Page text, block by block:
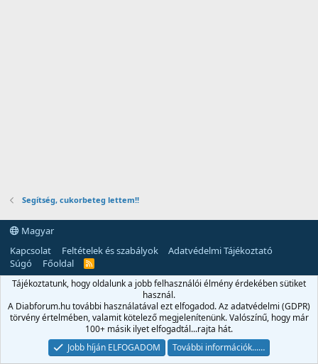
Segítség, cukorbeteg lettem!!
Magyar
Kapcsolat
Feltételek és szabályok
Adatvédelmi Tájékoztató
Súgó
Főoldal
R
S
Tájékoztatunk, hogy oldalunk a jobb felhasználói élmény érdekében sütiket
használ.
A Diabforum.hu további használatával ezt elfogadod. Az adatvédelmi (GDPR)
törvény értelmében, valamit kötelező megjelenítenünk. Valószínű, hogy már
100+ másik ilyet elfogadtál...rajta hát.
Jobb híján ELFOGADOM
További információk...…